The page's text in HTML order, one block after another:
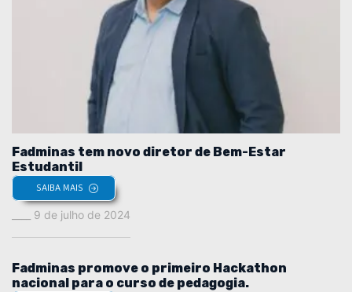
Fadminas tem novo diretor de Bem-Estar
Estudantil
SAIBA MAIS
9 de julho de 2024
Fadminas promove o primeiro Hackathon
nacional para o curso de pedagogia.